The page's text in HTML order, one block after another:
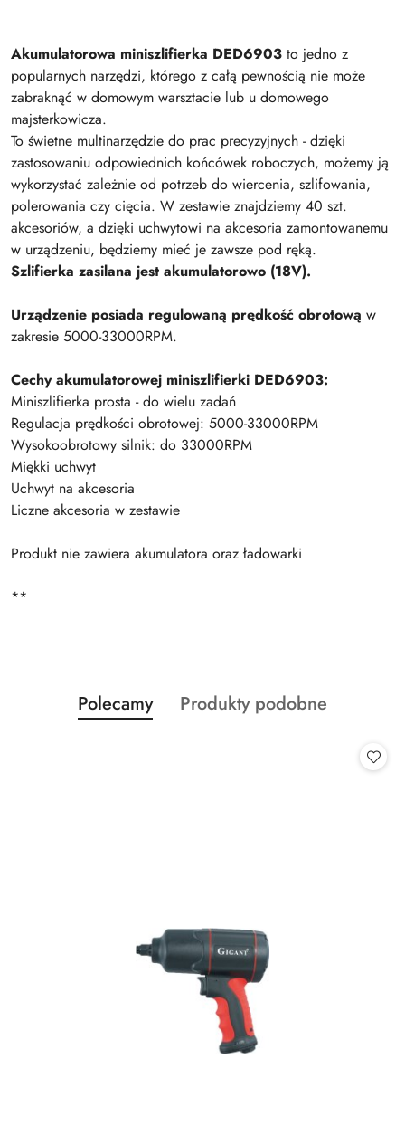
Akumulatorowa miniszlifierka DED6903 to jedno z
popularnych narzędzi, którego z całą pewnością nie może
zabraknąć w domowym warsztacie lub u domowego
majsterkowicza.
To świetne multinarzędzie do prac precyzyjnych - dzięki
zastosowaniu odpowiednich końcówek roboczych, możemy ją
wykorzystać zależnie od potrzeb do wiercenia, szlifowania,
polerowania czy cięcia. W zestawie znajdziemy 40 szt.
akcesoriów, a dzięki uchwytowi na akcesoria zamontowanemu
w urządzeniu, będziemy mieć je zawsze pod ręką.
Szlifierka zasilana jest akumulatorowo (18V).
Urządzenie posiada regulowaną prędkość obrotową w
zakresie 5000-33000RPM.
Cechy akumulatorowej miniszlifierki DED6903:
Miniszlifierka prosta - do wielu zadań
Regulacja prędkości obrotowej: 5000-33000RPM
Wysokoobrotowy silnik: do 33000RPM
Miękki uchwyt
Uchwyt na akcesoria
Liczne akcesoria w zestawie
Produkt nie zawiera akumulatora oraz ładowarki
**
Pomiń karuzelę produktów
Produkty
o
Polecamy
Produkty
Produkty podobne